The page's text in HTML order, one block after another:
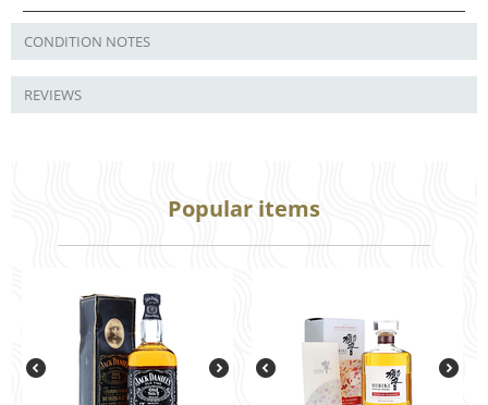
CONDITION NOTES
REVIEWS
Popular items